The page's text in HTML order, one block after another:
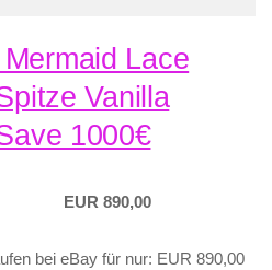
Lace
Vanilla
1000€
EUR 890,00
bei eBay für nur: EUR 890,00